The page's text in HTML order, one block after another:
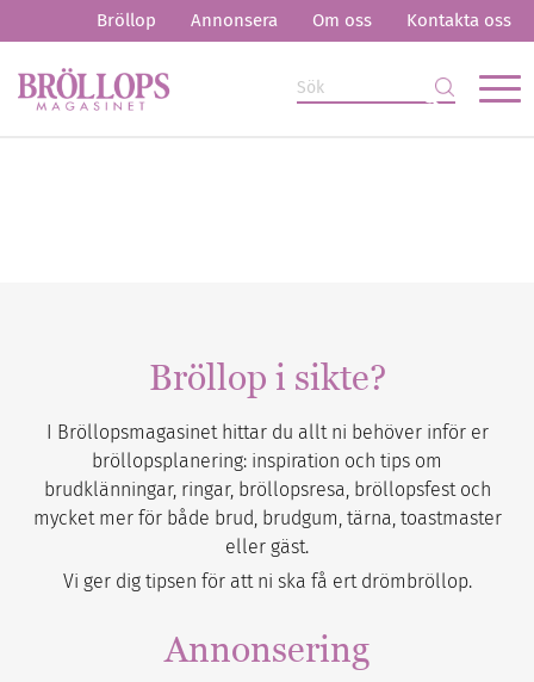
Bröllop Annonsera Om oss Kontakta oss
Bröllop i sikte?
I Bröllopsmagasinet hittar du allt ni behöver inför er
bröllopsplanering: inspiration och tips om
brudklänningar, ringar, bröllopsresa, bröllopsfest och
mycket mer för både brud, brudgum, tärna, toastmaster
eller gäst.
Vi ger dig tipsen för att ni ska få ert drömbröllop.
Annonsering